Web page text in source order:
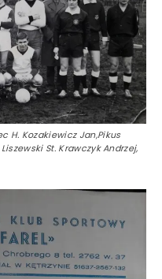
H. Kozakiewicz Jan,Pikus
St. Krawczyk Andrzej,